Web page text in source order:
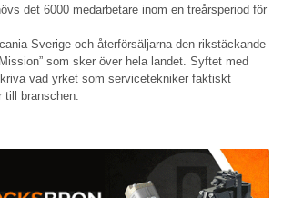
det 6000 medarbetare inom en treårsperiod för
Sverige och återförsäljarna den rikstäckande
som sker över hela landet. Syftet med
vad yrket som servicetekniker faktiskt
till branschen.